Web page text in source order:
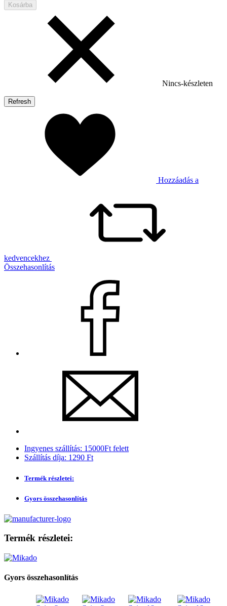
Kosárba
Nincs-készleten
Hozzáadás a
kedvencekhez
Összehasonlítás
Ingyenes szállítás: 15000Ft felett
Szállítás díja: 1290 Ft
Termék részletei:
Gyors összehasonlítás
Termék részletei:
Gyors összehasonlítás